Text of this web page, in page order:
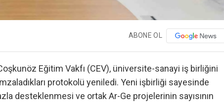
ABONE OL
Eğitim Vakfı (CEV), üniversite-sanayi iş birliğini
protokolü yeniledi. Yeni işbirliği sayesinde
desteklenmesi ve ortak Ar-Ge projelerinin sayısının